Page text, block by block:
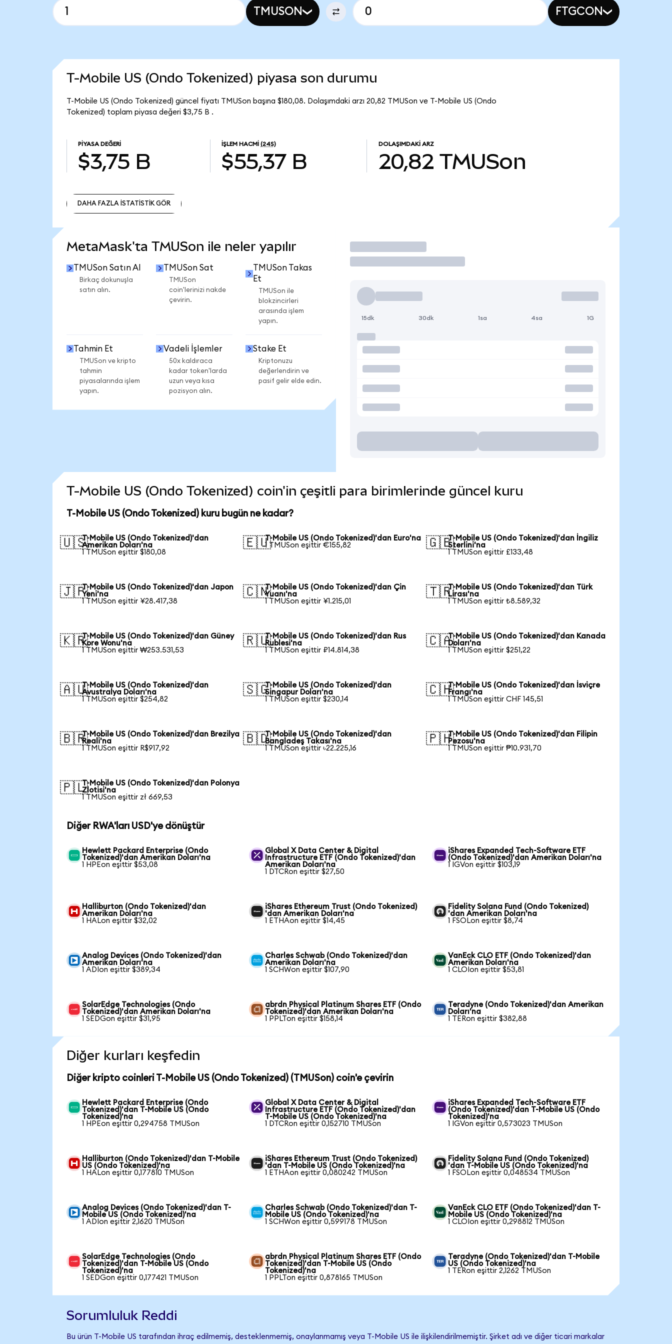
TMUSON FTGCON
T-Mobile US (Ondo Tokenized) piyasa son durumu
T-Mobile US (Ondo Tokenized) güncel fiyatı TMUSon başına $180,08. Dolaşımdaki arzı 20,82 TMUSon ve T-Mobile US (Ondo
Tokenized) toplam piyasa değeri $3,75 B .
PIYASA DEĞERI
$3,75 B
İŞLEM HACMI (24S)
$55,37 B
DOLAŞIMDAKI ARZ
20,82 TMUSon
DAHA FAZLA İSTATİSTİK GÖR
MetaMask'ta TMUSon ile neler yapılır
TMUSon Satın Al
Birkaç dokunuşla
satın alın.
TMUSon Sat
TMUSon
coin'lerinizi nakde
çevirin.
TMUSon Takas
Et
TMUSon ile
blokzincirleri
arasında işlem
yapın.
Tahmin Et
TMUSon ve kripto
tahmin
piyasalarında işlem
yapın.
Vadeli İşlemler
50x kaldıraca
kadar token'larda
uzun veya kısa
pozisyon alın.
Stake Et
Kriptonuzu
değerlendirin ve
pasif gelir elde edin.
İşlem Yap
15dk 30dk 1sa 4sa 1G
T-Mobile US (Ondo Tokenized) coin'in çeşitli para birimlerinde güncel kuru
T-Mobile US (Ondo Tokenized) kuru bugün ne kadar?
🇺🇸T-Mobile US (Ondo Tokenized)'dan
Amerikan Doları'na
1 TMUSon eşittir $180,08
🇪🇺T-Mobile US (Ondo Tokenized)'dan Euro'na
1 TMUSon eşittir €155,82
🇬🇧T-Mobile US (Ondo Tokenized)'dan İngiliz
Sterlini'na
1 TMUSon eşittir £133,48
🇯🇵T-Mobile US (Ondo Tokenized)'dan Japon
Yeni'na
1 TMUSon eşittir ¥28.417,38
🇨🇳T-Mobile US (Ondo Tokenized)'dan Çin
Yuanı'na
1 TMUSon eşittir ¥1.215,01
🇹🇷T-Mobile US (Ondo Tokenized)'dan Türk
Lirası'na
1 TMUSon eşittir ₺8.589,32
🇰🇷T-Mobile US (Ondo Tokenized)'dan Güney
Kore Wonu'na
1 TMUSon eşittir ₩253.531,53
🇷🇺T-Mobile US (Ondo Tokenized)'dan Rus
Rublesi'na
1 TMUSon eşittir ₽14.814,38
🇨🇦T-Mobile US (Ondo Tokenized)'dan Kanada
Doları'na
1 TMUSon eşittir $251,22
🇦🇺T-Mobile US (Ondo Tokenized)'dan
Avustralya Doları'na
1 TMUSon eşittir $254,82
🇸🇬T-Mobile US (Ondo Tokenized)'dan
Singapur Doları'na
1 TMUSon eşittir $230,14
🇨🇭T-Mobile US (Ondo Tokenized)'dan İsviçre
Frangı'na
1 TMUSon eşittir CHF 145,51
🇧🇷T-Mobile US (Ondo Tokenized)'dan Brezilya
Reali'na
1 TMUSon eşittir R$917,92
🇧🇩T-Mobile US (Ondo Tokenized)'dan
Bangladeş Takası'na
1 TMUSon eşittir ৳22.225,16
🇵🇭T-Mobile US (Ondo Tokenized)'dan Filipin
Pezosu'na
1 TMUSon eşittir ₱10.931,70
🇵🇱T-Mobile US (Ondo Tokenized)'dan Polonya
Zlotisi'na
1 TMUSon eşittir zł 669,53
Diğer RWA'ları USD'ye dönüştür
Hewlett Packard Enterprise (Ondo
Tokenized)'dan Amerikan Doları'na
1 HPEon eşittir $53,08
Global X Data Center & Digital
Infrastructure ETF (Ondo Tokenized)'dan
Amerikan Doları'na
1 DTCRon eşittir $27,50
iShares Expanded Tech-Software ETF
(Ondo Tokenized)'dan Amerikan Doları'na
1 IGVon eşittir $103,19
Halliburton (Ondo Tokenized)'dan
Amerikan Doları'na
1 HALon eşittir $32,02
iShares Ethereum Trust (Ondo Tokenized)
'dan Amerikan Doları'na
1 ETHAon eşittir $14,45
Fidelity Solana Fund (Ondo Tokenized)
'dan Amerikan Doları'na
1 FSOLon eşittir $8,74
Analog Devices (Ondo Tokenized)'dan
Amerikan Doları'na
1 ADIon eşittir $389,34
Charles Schwab (Ondo Tokenized)'dan
Amerikan Doları'na
1 SCHWon eşittir $107,90
VanEck CLO ETF (Ondo Tokenized)'dan
Amerikan Doları'na
1 CLOIon eşittir $53,81
SolarEdge Technologies (Ondo
Tokenized)'dan Amerikan Doları'na
1 SEDGon eşittir $31,95
abrdn Physical Platinum Shares ETF (Ondo
Tokenized)'dan Amerikan Doları'na
1 PPLTon eşittir $158,14
Teradyne (Ondo Tokenized)'dan Amerikan
Doları'na
1 TERon eşittir $382,88
Diğer kurları keşfedin
Diğer kripto coinleri T-Mobile US (Ondo Tokenized) (TMUSon) coin'e çevirin
Hewlett Packard Enterprise (Ondo
Tokenized)'dan T-Mobile US (Ondo
Tokenized)'na
1 HPEon eşittir 0,294758 TMUSon
Global X Data Center & Digital
Infrastructure ETF (Ondo Tokenized)'dan
T-Mobile US (Ondo Tokenized)'na
1 DTCRon eşittir 0,152710 TMUSon
iShares Expanded Tech-Software ETF
(Ondo Tokenized)'dan T-Mobile US (Ondo
Tokenized)'na
1 IGVon eşittir 0,573023 TMUSon
Halliburton (Ondo Tokenized)'dan T-Mobile
US (Ondo Tokenized)'na
1 HALon eşittir 0,177810 TMUSon
iShares Ethereum Trust (Ondo Tokenized)
'dan T-Mobile US (Ondo Tokenized)'na
1 ETHAon eşittir 0,080242 TMUSon
Fidelity Solana Fund (Ondo Tokenized)
'dan T-Mobile US (Ondo Tokenized)'na
1 FSOLon eşittir 0,048534 TMUSon
Analog Devices (Ondo Tokenized)'dan T-
Mobile US (Ondo Tokenized)'na
1 ADIon eşittir 2,1620 TMUSon
Charles Schwab (Ondo Tokenized)'dan T-
Mobile US (Ondo Tokenized)'na
1 SCHWon eşittir 0,599178 TMUSon
VanEck CLO ETF (Ondo Tokenized)'dan T-
Mobile US (Ondo Tokenized)'na
1 CLOIon eşittir 0,298812 TMUSon
SolarEdge Technologies (Ondo
Tokenized)'dan T-Mobile US (Ondo
Tokenized)'na
1 SEDGon eşittir 0,177421 TMUSon
abrdn Physical Platinum Shares ETF (Ondo
Tokenized)'dan T-Mobile US (Ondo
Tokenized)'na
1 PPLTon eşittir 0,878165 TMUSon
Teradyne (Ondo Tokenized)'dan T-Mobile
US (Ondo Tokenized)'na
1 TERon eşittir 2,1262 TMUSon
Sorumluluk Reddi
Bu ürün T-Mobile US tarafından ihraç edilmemiş, desteklenmemiş, onaylanmamış veya T-Mobile US ile ilişkilendirilmemiştir. Şirket adı ve diğer ticari markalar